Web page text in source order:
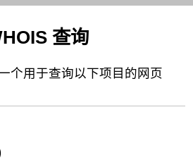
查询
个用于查询以下项目的网页